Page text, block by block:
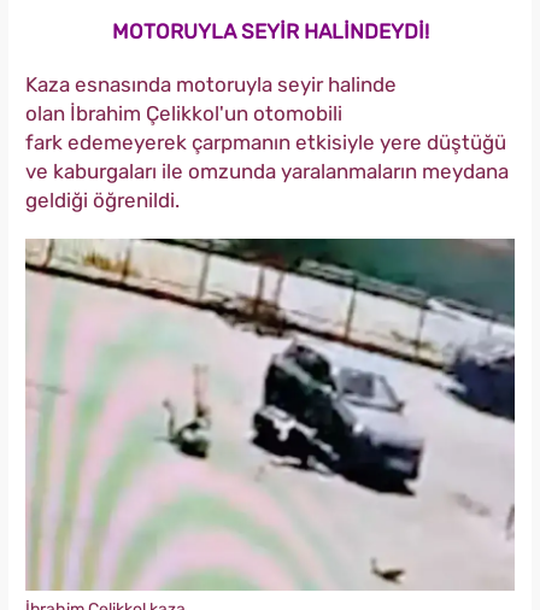
MOTORUYLA SEYİR HALİNDEYDİ!
Kaza esnasında motoruyla seyir halinde
olan İbrahim Çelikkol'un otomobili
fark edemeyerek çarpmanın etkisiyle yere düştüğü
ve kaburgaları ile omzunda yaralanmaların meydana
geldiği öğrenildi.